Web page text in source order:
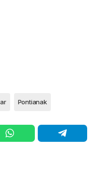
Pontianak